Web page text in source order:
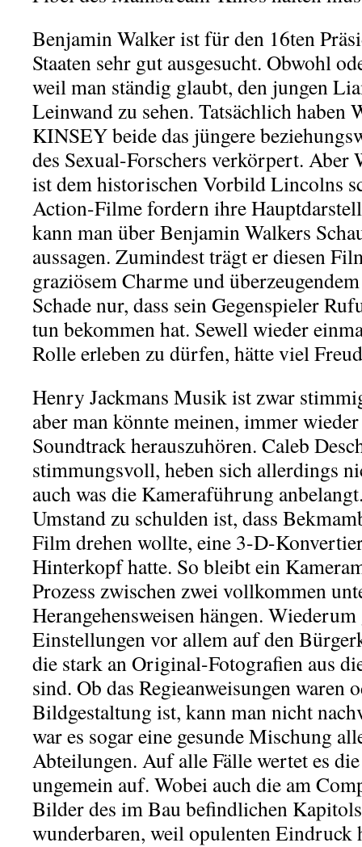
Benjamin Walker ist für den 16ten
Staaten sehr gut ausgesucht. Obwohl
weil man ständig glaubt, den jungen
Leinwand zu sehen. Tatsächlich haben
KINSEY beide das jüngere
des Sexual-Forschers verkörpert. Aber
ist dem historischen Vorbild Lincolns
Action-Filme fordern ihre
kann man über Benjamin Walkers
aussagen. Zumindest trägt er diesen
graziösem Charme und
Schade nur, dass sein Gegenspieler
tun bekommen hat. Sewell wieder
Rolle erleben zu dürfen, hätte viel
Henry Jackmans Musik ist zwar
aber man könnte meinen, immer
Soundtrack herauszuhören. Caleb
stimmungsvoll, heben sich allerdings
auch was die Kameraführung
Umstand zu schulden ist, dass
Film drehen wollte, eine 3-D-
Hinterkopf hatte. So bleibt ein
Prozess zwischen zwei vollkommen
Herangehensweisen hängen.
Einstellungen vor allem auf den
die stark an Original-Fotografien aus
sind. Ob das Regieanweisungen waren
Bildgestaltung ist, kann man nicht
war es sogar eine gesunde Mischung
Abteilungen. Auf alle Fälle wertet es
ungemein auf. Wobei auch die am
Bilder des im Bau befindlichen
wunderbaren, weil opulenten Eindruck